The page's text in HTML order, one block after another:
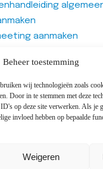
Beheer toestemming
wij technologieën zoals
Door in te stemmen met deze
op deze site verwerken. Als je
invloed hebben op bepaalde
Weigeren
aanmaken
Forms gebruiken